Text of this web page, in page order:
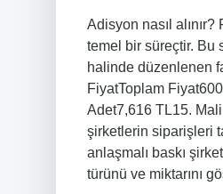
Adisyon nasıl
temel bir süreçtir. Bu
halinde düzenlenen
FiyatToplam
Adet7,616 TL15.
şirketlerin siparişleri
anlaşmalı baskı
türünü ve miktarını